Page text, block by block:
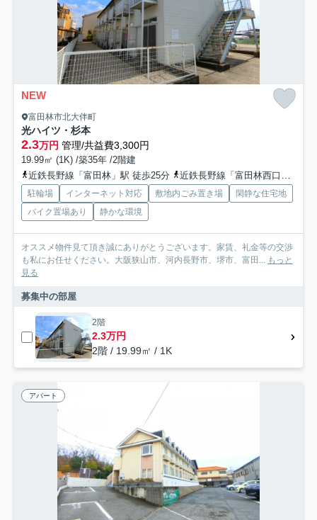
NEW
富田林市北大伴町
光ハイツ・杉本
2.3万円 管理/共益費3,300円
19.99㎡ (1K) /築35年 /2階建
近鉄長野線「富田林」駅 徒歩25分
近鉄長野線「富田林西口」駅 徒歩30分
駐輪場 インターネット対応 敷地内ごみ置き場
閑静な住宅地
バイク置場あり
静かな環境
オススメ物件見て頂き誠にありがとうございます。家賃、礼金等の交渉
も私にお任せください。大阪狭山市、河内長野市、堺市、富田... もっと
見る
募集中の部屋
2階
2.3万円
2階 / 19.99㎡ / 1K
アパート